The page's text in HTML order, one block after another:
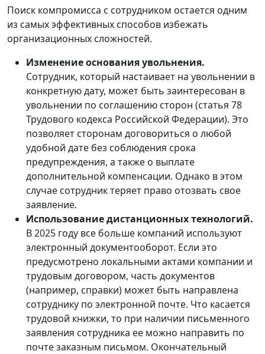
Поиск компромисса с сотрудником остается одним
из самых эффективных способов избежать
организационных сложностей.
Изменение основания увольнения.
Сотрудник, который настаивает на увольнении в
конкретную дату, может быть заинтересован в
увольнении по соглашению сторон (статья 78
Трудового кодекса Российской Федерации). Это
позволяет сторонам договориться о любой
удобной дате без соблюдения срока
предупреждения, а также о выплате
дополнительной компенсации. Однако в этом
случае сотрудник теряет право отозвать свое
заявление.
Использование дистанционных технологий.
В 2025 году все больше компаний используют
электронный документооборот. Если это
предусмотрено локальными актами компании и
трудовым договором, часть документов
(например, справки) может быть направлена
сотруднику по электронной почте. Что касается
трудовой книжки, то при наличии письменного
заявления сотрудника ее можно направить по
почте заказным письмом. Окончательный